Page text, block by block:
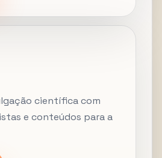
científica com
e conteúdos para a